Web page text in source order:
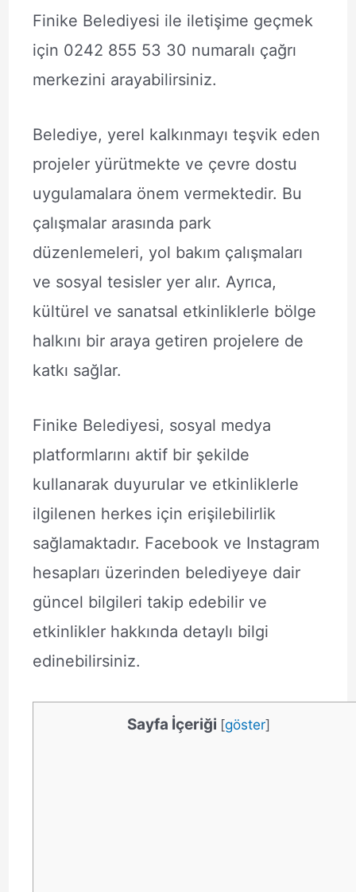
Finike Belediyesi ile iletişime geçmek
için 0242 855 53 30 numaralı çağrı
merkezini arayabilirsiniz.
Belediye, yerel kalkınmayı teşvik eden
projeler yürütmekte ve çevre dostu
uygulamalara önem vermektedir. Bu
çalışmalar arasında park
düzenlemeleri, yol bakım çalışmaları
ve sosyal tesisler yer alır. Ayrıca,
kültürel ve sanatsal etkinliklerle bölge
halkını bir araya getiren projelere de
katkı sağlar.
Finike Belediyesi, sosyal medya
platformlarını aktif bir şekilde
kullanarak duyurular ve etkinliklerle
ilgilenen herkes için erişilebilirlik
sağlamaktadır. Facebook ve Instagram
hesapları üzerinden belediyeye dair
güncel bilgileri takip edebilir ve
etkinlikler hakkında detaylı bilgi
edinebilirsiniz.
Sayfa İçeriği [göster]